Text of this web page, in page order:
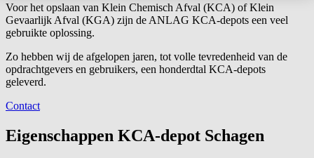
Voor het opslaan van Klein Chemisch Afval (KCA) of Klein
Gevaarlijk Afval (KGA) zijn de ANLAG KCA-depots een veel
gebruikte oplossing.
Zo hebben wij de afgelopen jaren, tot volle tevredenheid van de
opdrachtgevers en gebruikers, een honderdtal KCA-depots
geleverd.
Contact
Eigenschappen KCA-depot Schagen